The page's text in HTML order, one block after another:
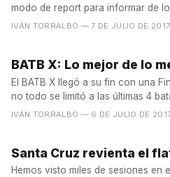
modo de report para informar de
IVÁN TORRALBO — 7 DE JULIO DE 2017
BATB X: Lo mejor de lo
El BATB X llegó a su fin con una
no todo se limitó a las últimas 4
IVÁN TORRALBO — 6 DE JULIO DE
Santa Cruz revienta el
Hemos visto miles de sesiones en